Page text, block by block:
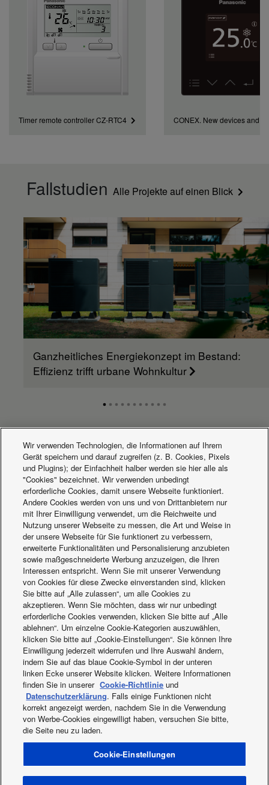
Timer remote controller CZ-RTC4 CONEX. New devices and
Fallstudien Alle Projekte auf einen Blick
Ganzheitliches Energiekonzept im Bestand:
Effizienz trifft urbane Wohnkultur
Aktuelles
Anschlussset für
Lüftungsgeräte ECOi
und ECO G
VRF-Systeme
ECOi EX
Facebook Instagram
Kontakt & Support
Datenschutzbestimmung
Richtlinien zur Nutzung von Cookies
Data act
Wir verwenden Technologien, die Informationen auf Ihrem
Gerät speichern und darauf zugreifen (z. B. Cookies, Pixels
und Plugins); der Einfachheit halber werden sie hier alle als
"Cookies" bezeichnet. Wir verwenden unbedingt
erforderliche Cookies, damit unsere Webseite funktioniert.
Andere Cookies werden von uns und von Drittanbietern nur
mit Ihrer Einwilligung verwendet, um die Reichweite und
Nutzung unserer Webseite zu messen, die Art und Weise in
der unsere Webseite für Sie funktionert zu verbessern,
erweiterte Funktionalitäten und Personalisierung anzubieten
sowie maßgeschneiderte Werbung anzuzeigen, die Ihren
Interessen entspricht. Wenn Sie mit unserer Verwendung
von Cookies für diese Zwecke einverstanden sind, klicken
Sie bitte auf „Alle zulassen“, um alle Cookies zu
akzeptieren. Wenn Sie möchten, dass wir nur unbedingt
erforderliche Cookies verwenden, klicken Sie bitte auf „Alle
ablehnen“. Um einzelne Cookie-Kategorien auszuwählen,
klicken Sie bitte auf „Cookie-Einstellungen“. Sie können Ihre
Einwilligung jederzeit widerrufen und Ihre Auswahl ändern,
indem Sie auf das blaue Cookie-Symbol in der unteren
linken Ecke unserer Website klicken. Weitere Informationen
finden Sie in unserer Cookie-Richtlinie und
Datenschutzerklärung. Falls einige Funktionen nicht
korrekt angezeigt werden, nachdem Sie in die Verwendung
von Werbe-Cookies eingewilligt haben, versuchen Sie bitte,
die Seite neu zu laden.
Cookie-Einstellungen